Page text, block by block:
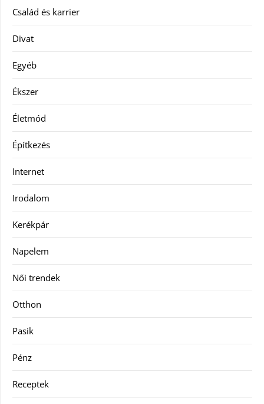
Család és karrier
Divat
Egyéb
Ékszer
Életmód
Építkezés
Internet
Irodalom
Kerékpár
Napelem
Női trendek
Otthon
Pasik
Pénz
Receptek